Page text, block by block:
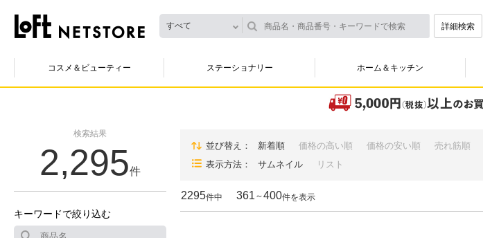
すべて 詳細検索
コスメ＆ビューティー ステーショナリー ホーム＆キッチン
検索結果
2,295件
キーワードで絞り込む
並び替え 新着順 価格の高い順 価格の安い順 売れ筋順
表示方法
サムネイル リスト
2295件中 361 ～400件を表示